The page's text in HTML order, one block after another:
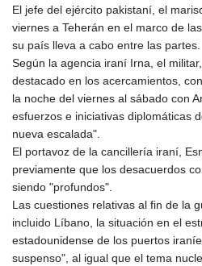
El jefe del ejército pakistaní, el
viernes a Teherán en el marco de
su país lleva a cabo entre las partes.
Según la agencia iraní Irna, el
destacado en los acercamientos,
la noche del viernes al sábado con
esfuerzos e iniciativas diplomáticas
nueva escalada".
El portavoz de la cancillería iraní,
previamente que los desacuerdos
siendo "profundos".
Las cuestiones relativas al fin de la
incluido Líbano, la situación en el
estadounidense de los puertos
suspenso", al igual que el tema